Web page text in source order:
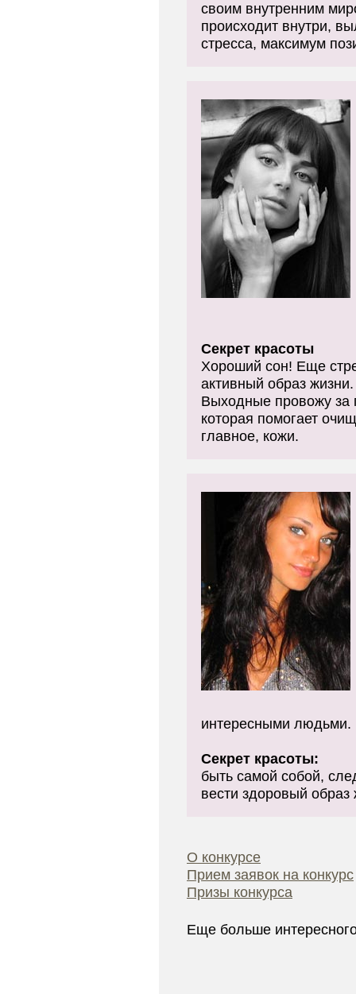
своим внутренним
происходит внутри,
стресса, максимум
Секрет красоты
Хороший сон! Еще
активный образ
Выходные провожу за
которая помогает
главное, кожи.
интересными людьми.
Секрет красоты:
быть самой собой,
вести здоровый образ
О конкурсе
Прием заявок на конкурс
Призы конкурса
Еще больше